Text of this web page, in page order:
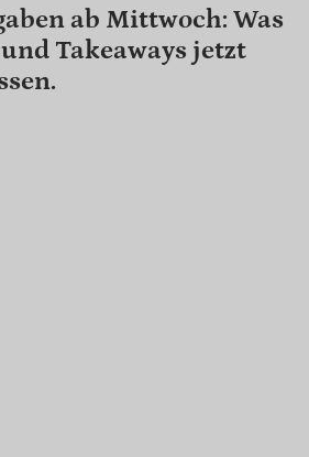
ab Mittwoch: Was
Takeaways jetzt